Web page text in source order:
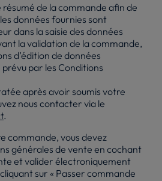
de la commande afin de
données fournies sont
dans la saisie des données
la validation de la commande,
d’édition de données
par les Conditions
après avoir soumis votre
nous contacter via le
.
commande, vous devez
générales de vente en cochant
et valider électroniquement
sur « Passer commande